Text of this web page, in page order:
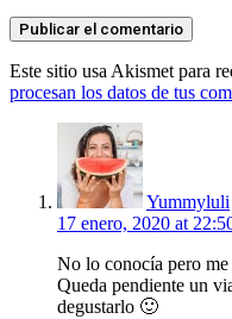
Este sitio usa Akismet para
procesan los datos de tus
says:
Yummyluli
17 enero, 2020 at
No lo conocía pero me
Queda pendiente un
degustarlo 🙂